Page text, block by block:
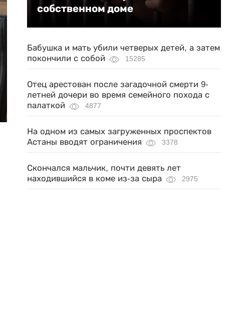
собственном доме
Бабушка и мать убили четверых детей, а затем
покончили с собой
15285
Отец арестован после загадочной смерти 9-
летней дочери во время семейного похода с
палаткой
4877
На одном из самых загруженных проспектов
Астаны вводят ограничения
3378
Скончался мальчик, почти девять лет
находившийся в коме из-за сыра
2975